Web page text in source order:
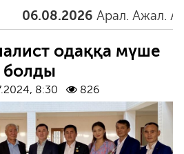
06.08.2026 Арал. Ажал. Айғақ
одаққа мүше
болды
8:30 826